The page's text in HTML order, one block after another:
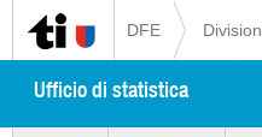
DFE
Ufficio di statistica